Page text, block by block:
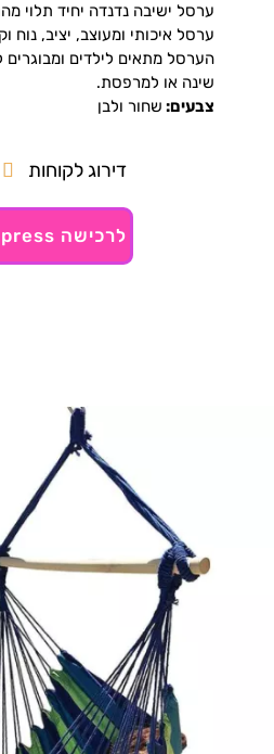
ערסל ישיבה נדנדה יחיד תלוי
ערסל איכותי ומעוצב, יציב, נוח
הערסל מתאים לילדים ומבוגרים
שינה או למרפסת.
צבעים: שחור ולבן
דירוג לקוחות 
לרכישה aliexpress